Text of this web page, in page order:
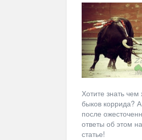
Хотите знать
быков коррида?
после
ответы об этом
статье!